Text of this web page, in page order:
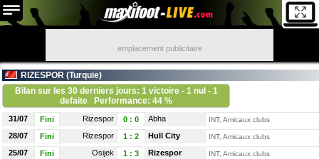
emplacement publicitaire
RIZESPOR (Turquie)
Bilan sur les 30 derniers jours: 1 victoire - 1 nul - 1
defaite
Performance: 44 %
31/07 Fini Rizespor 0 : 0 Abha INT, Amicaux clubs
28/07 Fini Rizespor 1 : 2 Hull City INT, Amicaux clubs
25/07 Fini Osijek 1 : 3 Rizespor INT, Amicaux clubs